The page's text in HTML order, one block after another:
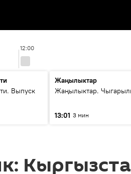
12:00
Выпуск
Жаңылыктар
Жаңылыктар.
13:01 3 мин